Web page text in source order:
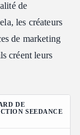
de
les créateurs
de marketing
créent leurs
DE
SEEDANCE